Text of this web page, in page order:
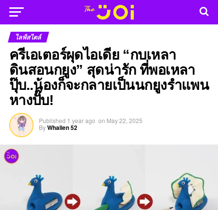
ไลฟ์สไตล์
ครีเอเตอร์ผุดไอเดีย “กบเหลา
ดินสอนกยูง” สุดน่ารัก ที่พอเหลา
ปุ๊บ..น้องก็จะกลายเป็นนกยูงรำแพน
หางปั๊บ!
Published 1 year ago on May 22, 2025
ByWhalien 52